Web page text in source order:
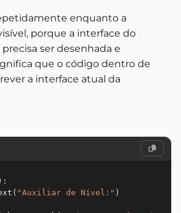
enquanto a
porque a interface do
ser desenhada e
que o código dentro de
a interface atual da
) :
( "Auxiliar de Nível:" )